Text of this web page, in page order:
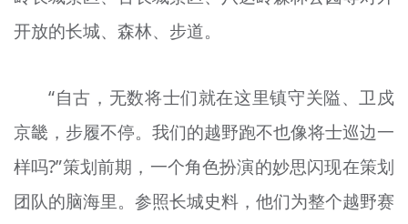
开放的长城、森林、步道。
“自古，无数将士们就在这里镇守关隘、卫戍
京畿，步履不停。我们的越野跑不也像将士巡边一
样吗?”策划前期，一个角色扮演的妙思闪现在策划
团队的脑海里。参照长城史料，他们为整个越野赛